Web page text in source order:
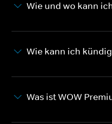
Wie und wo kann
Wie kann ich
Was ist WOW